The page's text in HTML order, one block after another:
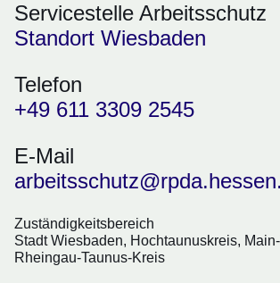
Servicestelle Arbeitsschutz
Standort Wiesbaden
Telefon
+49 611 3309 2545
E-Mail
Zuständigkeitsbereich
Stadt Wiesbaden, Hochtaunuskreis,
Rheingau-Taunus-Kreis